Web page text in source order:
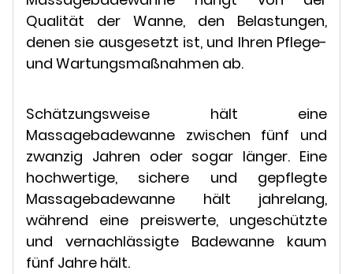
Qualität der Wanne, den Belastungen,
denen sie ausgesetzt ist, und Ihren Pflege-
und Wartungsmaßnahmen ab.
Schätzungsweise hält eine
Massagebadewanne zwischen fünf und
zwanzig Jahren oder sogar länger. Eine
hochwertige, sichere und gepflegte
Massagebadewanne hält jahrelang,
während eine preiswerte, ungeschützte
und vernachlässigte Badewanne kaum
fünf Jahre hält.